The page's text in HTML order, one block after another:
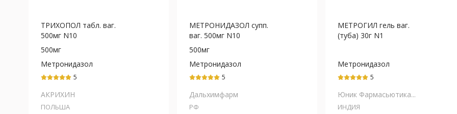
ТРИХОПОЛ табл. ваг.
500мг N10
500мг
Метронидазол
5
АКРИХИН
ПОЛЬША
МЕТРОНИДАЗОЛ супп.
ваг. 500мг N10
500мг
Метронидазол
5
Дальхимфарм
РФ
МЕТРОГИЛ гель ваг.
(туба) 30г N1
Метронидазол
5
Юник Фармасьютика...
ИНДИЯ